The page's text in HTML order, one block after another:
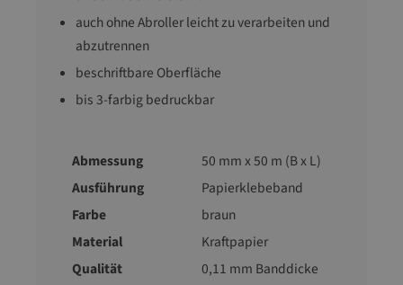
auch ohne Abroller leicht zu verarbeiten und
abzutrennen
beschriftbare Oberfläche
bis 3-farbig bedruckbar
Abmessung
50 mm x 50 m (B x L)
Ausführung
Papierklebeband
Farbe
braun
Material
Kraftpapier
Qualität
0,11 mm Banddicke